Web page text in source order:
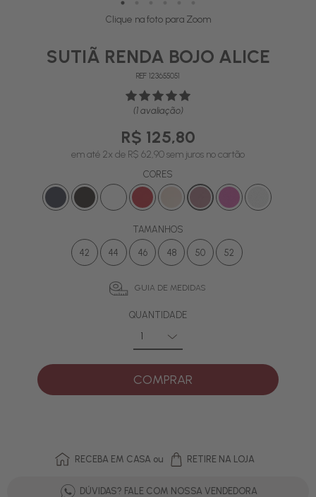
Clique na foto para Zoom
SUTIÃ RENDA BOJO ALICE
REF 123655051
(1 avaliação)
R$ 125,80
em até 2x de R$ 62,90 sem juros no cartão
CORES
TAMANHOS
42 44 46 48 50 52
GUIA DE MEDIDAS
QUANTIDADE
COMPRAR
RECEBA EM CASA ou RETIRE NA LOJA
DÚVIDAS? FALE COM NOSSA VENDEDORA